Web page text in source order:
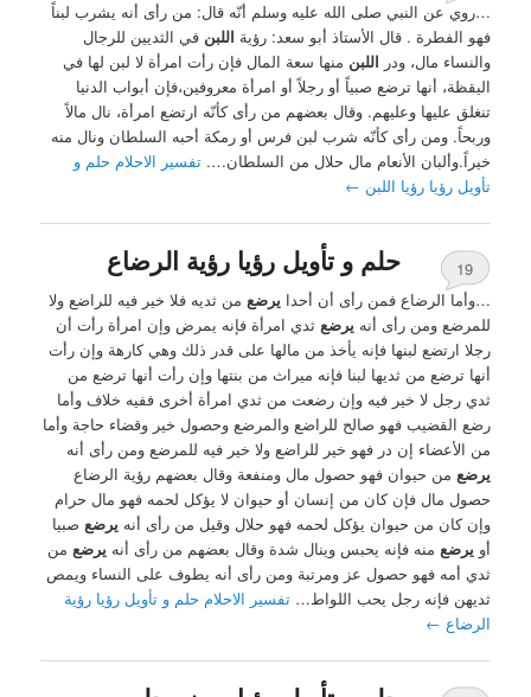
…روي عن النبي صلى الله عليه وسلم أنّه قال: من رأى أنه يشرب لبناً
فهو الفطرة . قال الأستاذ أبو سعد: رؤية اللبن في الثديين للرجال
والنساء مال، ودر اللبن منها سعة المال فإن رأت امرأة لا لبن لها في
اليقظة، أنها ترضع صبياً أو رجلاً أو امرأة معروفين،فإن أبواب الدنيا
تنغلق عليها وعليهم. وقال بعضهم من رأى كأنّه ارتضع امرأة، نال مالاً
وربحاً. ومن رأى كأنّه شرب لبن فرس أو رمكة أحبه السلطان ونال منه
خيراً.وألبان الأنعام مال حلال من السلطان….تفسير الاحلام حلم و
تأويل رؤيا رؤيا اللبن ←
حلم و تأويل رؤيا رؤية الرضاع
19
…وأما الرضاع فمن رأى أن أحدا يرضع من ثديه فلا خير فيه للراضع ولا
للمرضع ومن رأى أنه يرضع ثدي امرأة فإنه يمرض وإن امرأة رأت أن
رجلا ارتضع لبنها فإنه يأخذ من مالها على قدر ذلك وهي كارهة وإن رأت
أنها ترضع من ثديها لبنا فإنه ميراث من بنتها وإن رأت أنها ترضع من
ثدي رجل لا خير فيه وإن رضعت من ثدي امرأة أخرى ففيه خلاف وأما
رضع القضيب فهو صالح للراضع والمرضع وحصول خير وقضاء حاجة وأما
من الأعضاء إن در فهو خير للراضع ولا خير فيه للمرضع ومن رأى أنه
يرضع من حيوان فهو حصول مال ومنفعة وقال بعضهم رؤية الرضاع
حصول مال فإن كان من إنسان أو حيوان لا يؤكل لحمه فهو مال حرام
وإن كان من حيوان يؤكل لحمه فهو حلال وقيل من رأى أنه يرضع صبيا
أو يرضع منه فإنه يحبس وينال شدة وقال بعضهم من رأى أنه يرضع من
ثدي أمه فهو حصول عز ومرتبة ومن رأى أنه يطوف على النساء ويمص
ثديهن فإنه رجل يحب اللواط…تفسير الاحلام حلم و تأويل رؤيا رؤية
الرضاع ←